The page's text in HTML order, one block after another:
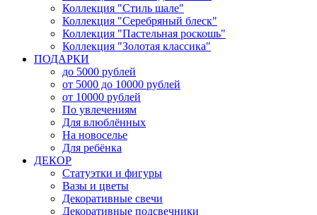
Коллекция "Стиль шале"
Коллекция "Серебряный блеск"
Коллекция "Пастельная роскошь"
Коллекция "Золотая классика"
ПОДАРКИ
до 5000 рублей
от 5000 до 10000 рублей
от 10000 рублей
По увлечениям
Для влюблённых
На новоселье
Для ребёнка
ДЕКОР
Статуэтки и фигуры
Вазы и цветы
Декоративные свечи
Декоративные подсвечники